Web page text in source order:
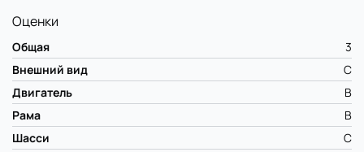
Оценки
Общая
3
Внешний вид
C
Двигатель
B
Рама
B
Шасси
C